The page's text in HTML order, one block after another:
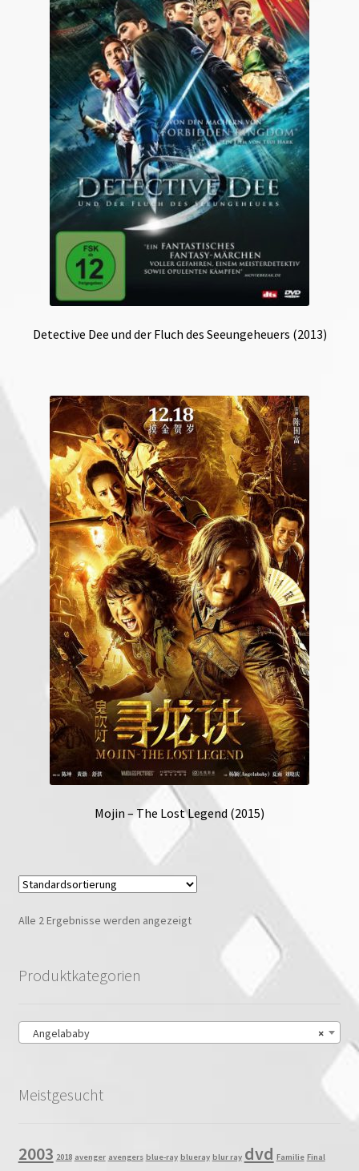
Detective Dee und der Fluch des Seeungeheuers (2013)
Mojin – The Lost Legend (2015)
Alle 2 Ergebnisse werden angezeigt
Produktkategorien
×
Angelababy
Meistgesucht
2003 2018 avenger avengers blue-ray blueray blur ray dvd Familie Final